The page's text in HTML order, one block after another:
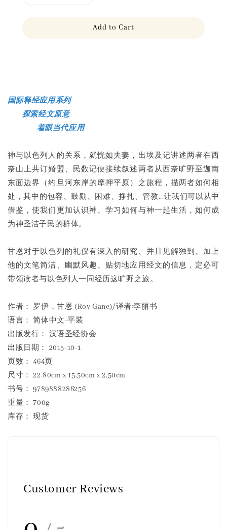
Add to Cart
国际释经应用系列
探索经文原意
着眼当代应用
神与以色列人的关系，就恍如夫妻，出埃及记讲述两者在西
奈山上共订婚盟、民数记便接续叙述两者从西奈旷野至迦南
东面边界（约旦河东岸的摩押平原）之旅程，描两者如何相
处，其中的包容、鼓励、困难、挣扎、管教...让我们可以从中
借鉴，使我们更加认识神、学习如何与神一起生活，如何成
为神圣洁子民的群体。
甘恩对于以色列的礼仪有深入的研究、并且见解独到、加上
他的文笔简洁、幽默风趣、贴切地应用经文的信息，定必可
带领读者与以色列人一同经历这旷野之旅。
作者： 罗伊．甘恩 (Roy Gane)/译者:李丽书
语言： 简体中文·平装
出版发行： 汉语圣经协会
出版日期： 2015-10-1
页数： 464页
尺寸： 22.80cm x 15.50cm x 2.50cm
书号： 9789888286256
重量： 700g
库存： 现货
Customer Reviews